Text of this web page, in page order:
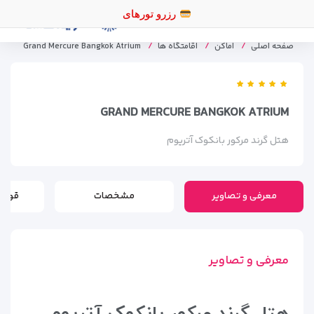
رزرو
صفحه اصلی اماکن اقامتگاه ها Grand Mercure Bangkok Atrium
GRAND MERCURE BANGKOK ATRIUM
هتل گرند مرکور بانکوک آتریوم
معرفی و تصاویر مشخصات
معرفی و تصاویر